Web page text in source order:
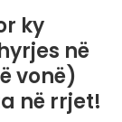
ky
në
vonë)
në rrjet!